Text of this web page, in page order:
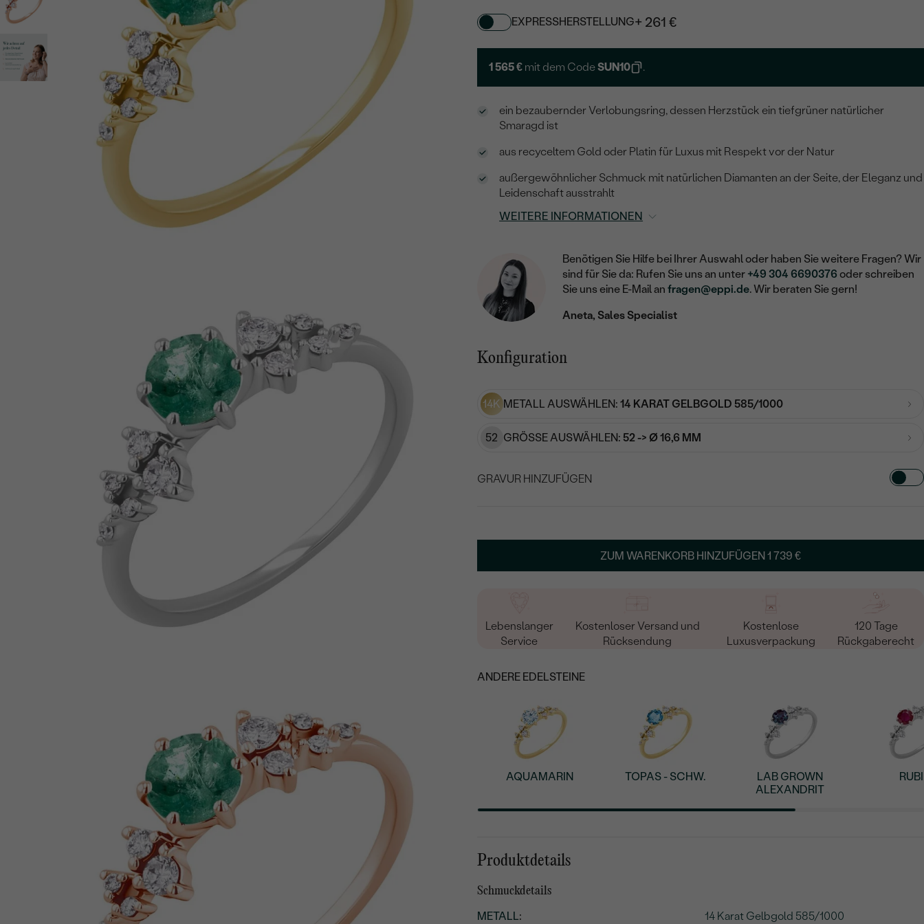
EXPRESSHERSTELLUNG+ 261 €
1 565 € mit dem CodeSUN10 .
ein bezaubernder Verlobungsring, dessen Herzstück ein tiefgrüner natürlicher
Smaragd ist
aus recyceltem Gold oder Platin für Luxus mit Respekt vor der Natur
außergewöhnlicher Schmuck mit natürlichen Diamanten an der Seite, der Eleganz und
Leidenschaft ausstrahlt
WEITERE INFORMATIONEN
Benötigen Sie Hilfe bei Ihrer Auswahl oder haben Sie weitere Fragen? Wir
sind für Sie da: Rufen Sie uns an unter +49 304 6690376 oder schreiben
Sie uns eine E-Mail anfragen@eppi.de. Wir beraten Sie gern!
Aneta, Sales Specialist
Konfiguration
14K METALL AUSWÄHLEN: 14 KARAT GELBGOLD 585/1000
52 GRÖSSE AUSWÄHLEN: 52 -> Ø 16,6 MM
GRAVUR HINZUFÜGEN
Geben Sie Initialen/Text ein
ZUM WARENKORB HINZUFÜGEN1 739 €
Lebenslanger
Service
Kostenloser Versand und
Rücksendung
Kostenlose
Luxusverpackung
120 Tage
Rückgaberecht
ANDERE EDELSTEINE
AQUAMARIN TOPAS - SCHW.
LAB GROWN
ALEXANDRIT
Produktdetails
Schmuckdetails
METALL:
14 Karat Gelbgold 585/1000